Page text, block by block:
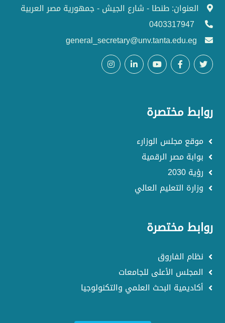
العنوان: طنطا - شارع الجيش - جمهورية مصر العربية
general_secretary@unv.tanta.edu.eg
روابط مختصرة
موقع مجلس الوزارء
بوابة مصر الرقمية
رؤية 2030
وزارة التعليم العالي
روابط مختصرة
نظام الفاروق
المجلس الأعلى للجامعات
أكاديمية البحث العلمي والتكنولوجيا